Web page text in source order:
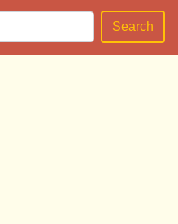
Search